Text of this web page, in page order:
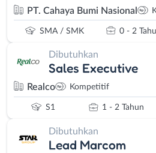
PT. Cahaya Bumi Nasional
SMA / SMK 0 - 2
Dibutuhkan
Sales Executive
Realco Kompetitif
S1 1 - 2 Tahun
Dibutuhkan
Lead Marcom